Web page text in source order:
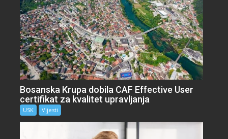
Bosanska Krupa dobila CAF Effective User
certifikat za kvalitet upravljanja
USK Vijesti